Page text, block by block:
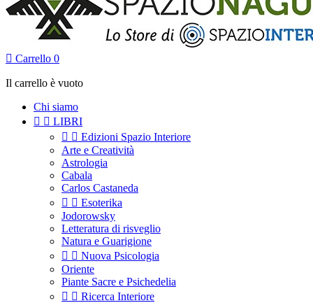
 Carrello 0
Il carrello è vuoto
Chi siamo
  LIBRI
  Edizioni Spazio Interiore
Arte e Creatività
Astrologia
Cabala
Carlos Castaneda
  Esoterika
Jodorowsky
Letteratura di risveglio
Natura e Guarigione
  Nuova Psicologia
Oriente
Piante Sacre e Psichedelia
  Ricerca Interiore